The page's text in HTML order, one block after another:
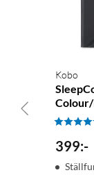
Kobo
399:-